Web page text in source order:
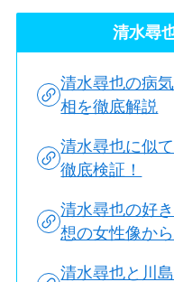
清水尋
清水尋也の病
相を徹底解説
清水尋也に似
徹底検証！
清水尋也の好
想の女性像か
清水尋也と川